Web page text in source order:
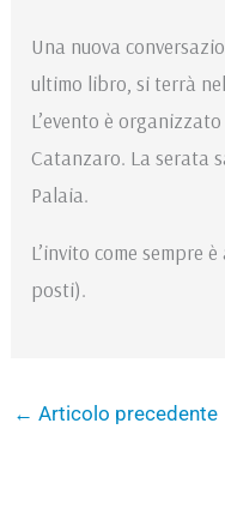
Una nuova
ultimo libro, si terrà
L’evento è
Catanzaro. La serata
Palaia.
L’invito come sempre
posti).
← Articolo precedente